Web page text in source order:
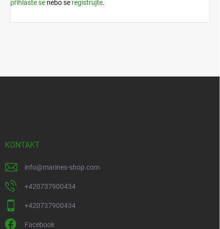
přihlaste se nebo se registrujte.
KONTAKT
info@marines-shop.com
+420737900434
+420737900434
Facebook